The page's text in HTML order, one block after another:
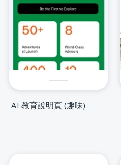
AI 教育說明頁 (趣味)